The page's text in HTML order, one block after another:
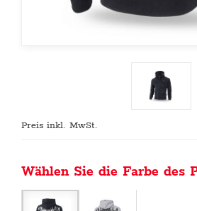
Preis inkl. MwSt.
Wählen Sie die Farbe des